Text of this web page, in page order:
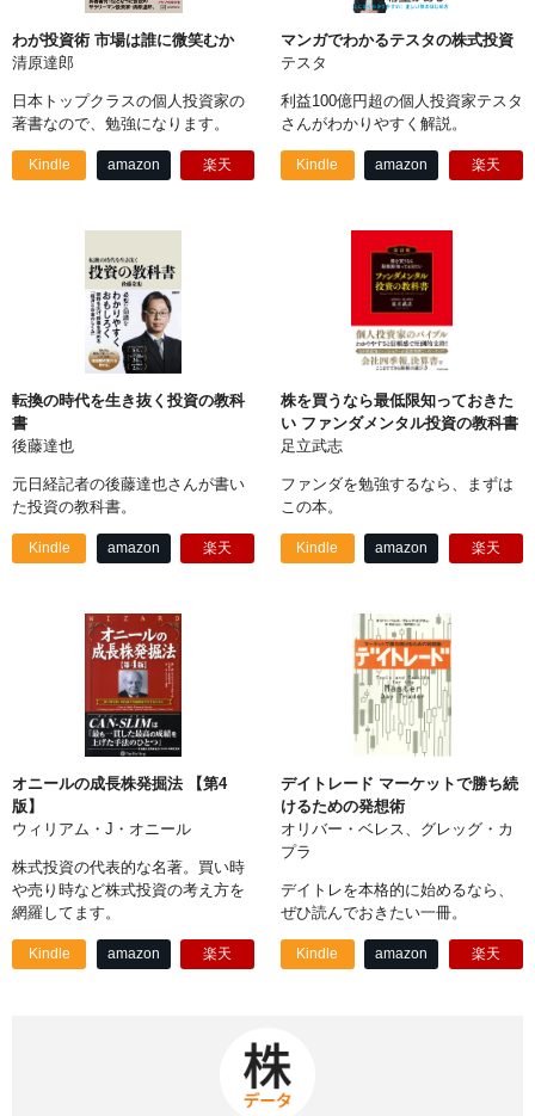
わが投資術 市場は誰に微笑むか
清原達郎
日本トップクラスの個人投資家の
著書なので、勉強になります。
Kindle amazon 楽天
マンガでわかるテスタの株式投資
テスタ
利益100億円超の個人投資家テスタ
さんがわかりやすく解説。
Kindle amazon 楽天
転換の時代を生き抜く投資の教科
書
後藤達也
元日経記者の後藤達也さんが書い
た投資の教科書。
Kindle amazon 楽天
株を買うなら最低限知っておきた
い ファンダメンタル投資の教科書
足立武志
ファンダを勉強するなら、まずは
この本。
Kindle amazon 楽天
オニールの成長株発掘法 【第4
版】
ウィリアム・J・オニール
株式投資の代表的な名著。買い時
や売り時など株式投資の考え方を
網羅してます。
Kindle amazon 楽天
デイトレード マーケットで勝ち続
けるための発想術
オリバー・ベレス、グレッグ・カ
プラ
デイトレを本格的に始めるなら、
ぜひ読んでおきたい一冊。
Kindle amazon 楽天